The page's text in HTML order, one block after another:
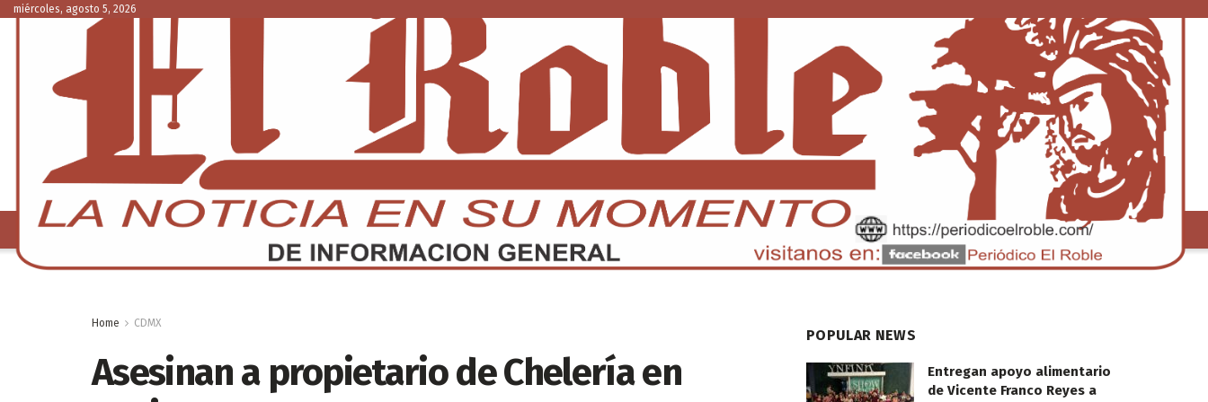
miércoles, agosto 5, 2026
NACIONAL CDMX EDOMEX ECONOMÍA INTERNACIONAL DEPORTES TENDENCIA
Home CDMX
Asesinan a propietario de Chelería en
POPULAR NEWS
Entregan apoyo alimentario
de Vicente Franco Reyes a